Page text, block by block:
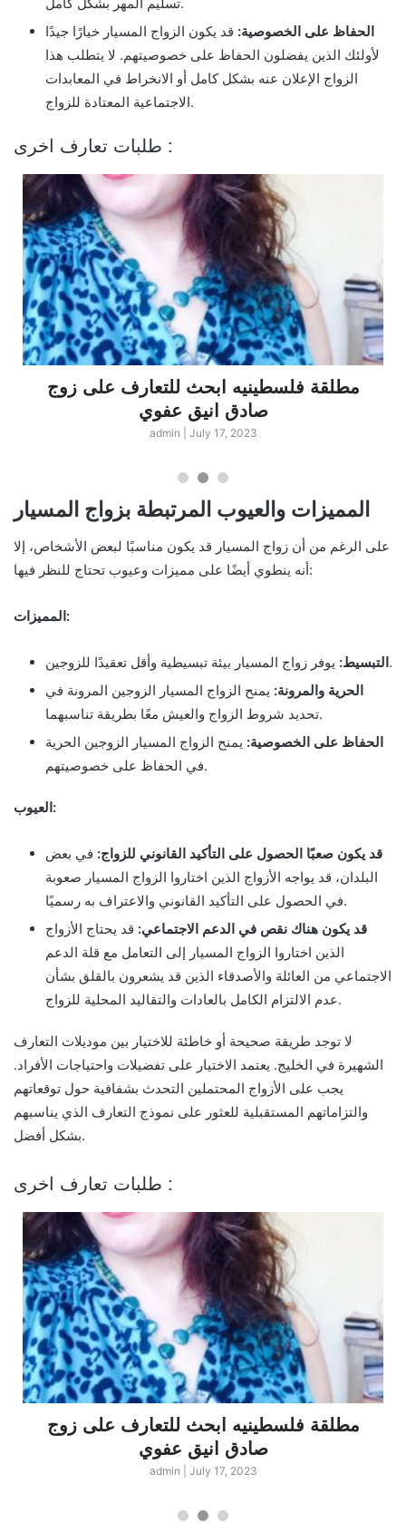
الحفاظ على الخصوصية: قد يكون الزواج المسيار خيارًا جيدًا
لأولئك الذين يفضلون الحفاظ على خصوصيتهم. لا يتطلب هذا
الزواج الإعلان عنه بشكل كامل أو الانخراط في المعابدات
الاجتماعية المعتادة للزواج.
طلبات تعارف اخرى :
مطلقة فلسطينيه ابحث للتعارف على زوج
صادق انيق عفوي
admin July 17, 2023
المميزات والعيوب المرتبطة بزواج المسيار
على الرغم من أن زواج المسيار قد يكون مناسبًا لبعض الأشخاص، إلا
أنه ينطوي أيضًا على مميزات وعيوب تحتاج للنظر فيها:
المميزات:
التبسيط:يوفر زواج المسيار بيئة تبسيطية وأقل تعقيدًا للزوجين.
الحرية والمرونة: يمنح الزواج المسيار الزوجين المرونة في
تحديد شروط الزواج والعيش معًا بطريقة تناسبهما.
الحفاظ على الخصوصية: يمنح الزواج المسيار الزوجين الحرية
في الحفاظ على خصوصيتهم.
العيوب:
قد يكون صعبًا الحصول على التأكيد القانوني للزواج: في بعض
البلدان، قد يواجه الأزواج الذين اختاروا الزواج المسيار صعوبة
في الحصول على التأكيد القانوني والاعتراف به رسميًا.
قد يكون هناك نقص في الدعم الاجتماعي: قد يحتاج الأزواج
الذين اختاروا الزواج المسيار إلى التعامل مع قلة الدعم
الاجتماعي من العائلة والأصدقاء الذين قد يشعرون بالقلق بشأن
عدم الالتزام الكامل بالعادات والتقاليد المحلية للزواج.
لا توجد طريقة صحيحة أو خاطئة للاختيار بين موديلات التعارف
الشهيرة في الخليج. يعتمد الاختيار على تفضيلات واحتياجات الأفراد.
يجب على الأزواج المحتملين التحدث بشفافية حول توقعاتهم
والتزاماتهم المستقبلية للعثور على نموذج التعارف الذي يناسبهم
بشكل أفضل.
طلبات تعارف اخرى :
مطلقة فلسطينيه ابحث للتعارف على زوج
صادق انيق عفوي
admin July 17, 2023